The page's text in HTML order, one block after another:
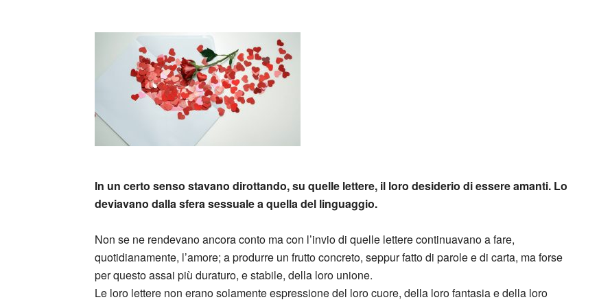
In un certo senso stavano dirottando, su quelle lettere, il loro desiderio di essere amanti. Lo
deviavano dalla sfera sessuale a quella del linguaggio.
Non se ne rendevano ancora conto ma con l’invio di quelle lettere continuavano a fare,
quotidianamente, l’amore; a produrre un frutto concreto, seppur fatto di parole e di carta, ma forse
per questo assai più duraturo, e stabile, della loro unione.
Le loro lettere non erano solamente espressione del loro cuore, della loro fantasia e della loro